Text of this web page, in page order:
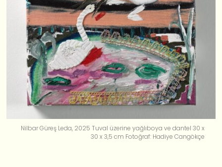
Nilbar Güreş Leda, 2025 Tuval üzerine yağlıboya ve dantel 30 x
30 x 3,5 cm Fotoğraf: Hadiye Cangökçe